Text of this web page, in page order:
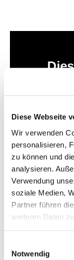
Diese Webseite
Wir verwenden
personalisieren,
zu können und
analysieren.
Verwendung
soziale Medien,
Partner führen
weiteren Daten
Notwendig